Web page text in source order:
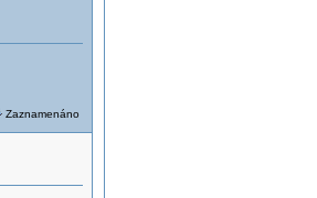
Zaznamenáno